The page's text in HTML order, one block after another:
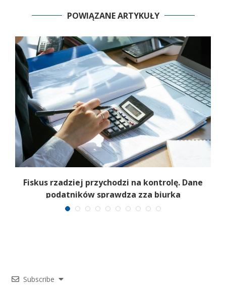
POWIĄZANE ARTYKUŁY
Fiskus rzadziej przychodzi na kontrolę. Dane
podatników sprawdza zza biurka
Subscribe